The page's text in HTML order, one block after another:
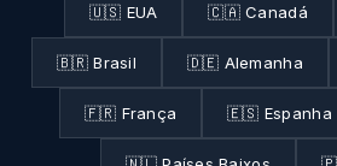
🇺🇸 EUA 🇨🇦 Canadá
🇧🇷 Brasil 🇩🇪 Alemanha
🇫🇷 França 🇪🇸 Espanha